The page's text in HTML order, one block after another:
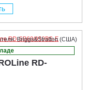
RD-